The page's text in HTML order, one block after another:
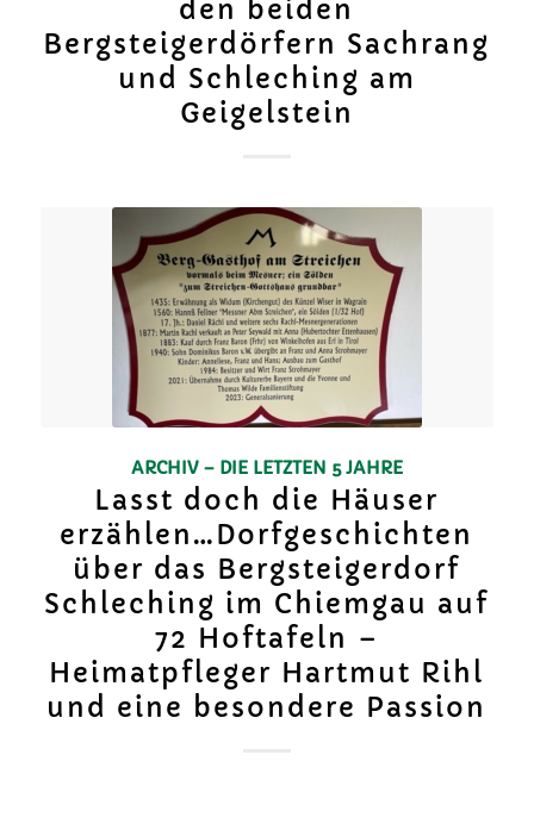
den beiden
Bergsteigerdörfern Sachrang
und Schleching am
Geigelstein
ARCHIV – DIE LETZTEN 5 JAHRE
Lasst doch die Häuser
erzählen…Dorfgeschichten
über das Bergsteigerdorf
Schleching im Chiemgau auf
72 Hoftafeln –
Heimatpfleger Hartmut Rihl
und eine besondere Passion